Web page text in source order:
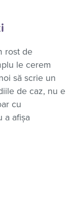
rost de
le cerem
să scrie un
de caz, nu e
cu
a afișa